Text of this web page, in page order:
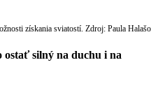
získania sviatostí. Zdroj: Paula
silný na duchu i na